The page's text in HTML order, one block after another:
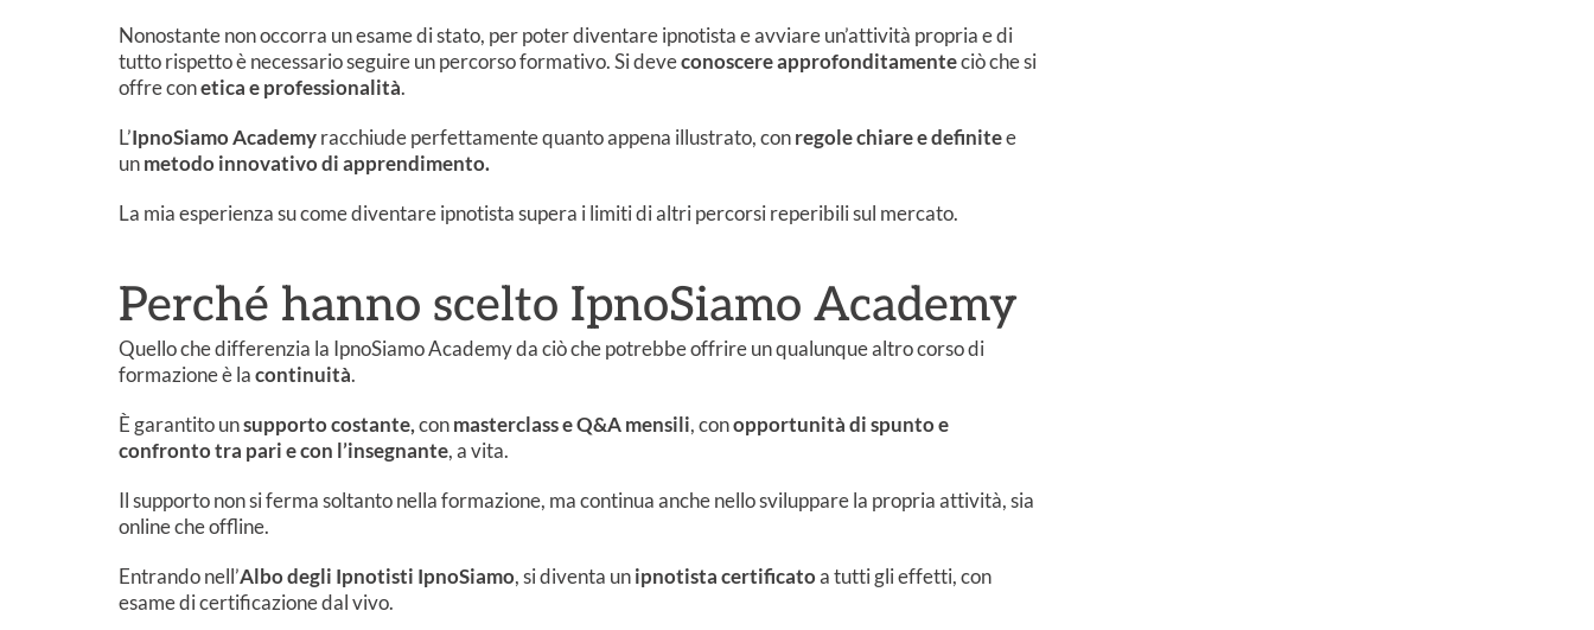
Nonostante non occorra un esame di stato, per poter diventare ipnotista e avviare un’attività propria e di
tutto rispetto è necessario seguire un percorso formativo. Si deveconoscere approfonditamenteciò che si
offre conetica e professionalità.
L’IpnoSiamo Academyracchiude perfettamente quanto appena illustrato, conregole chiare e definitee
unmetodo innovativo di apprendimento.
La mia esperienza su come diventare ipnotista supera i limiti di altri percorsi reperibili sul mercato.
Perché hanno scelto IpnoSiamo Academy
Quello che differenzia la IpnoSiamo Academy da ciò che potrebbe offrire un qualunque altro corso di
formazione è lacontinuità.
È garantito unsupporto costante,conmasterclass e Q&A mensili, conopportunità di spunto e
confronto tra pari e con l’insegnante, a vita.
Il supporto non si ferma soltanto nella formazione, ma continua anche nello sviluppare la propria attività, sia
online che offline.
Entrando nell’Albo degli Ipnotisti IpnoSiamo, si diventa unipnotista certificatoa tutti gli effetti, con
esame di certificazione dal vivo.